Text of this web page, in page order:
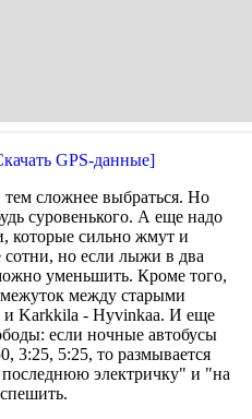
GPS-данные]
сложнее выбраться. Но
суровенького. А еще надо
которые сильно жмут и
но если лыжи в два
уменьшить. Кроме того,
между старыми
и Karkkila - Hyvinkaa. И еще
если ночные автобусы
3:25, 5:25, то размывается
электричку" и "на